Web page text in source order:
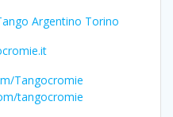
Argentino Torino
Tangocromie
tangocromie